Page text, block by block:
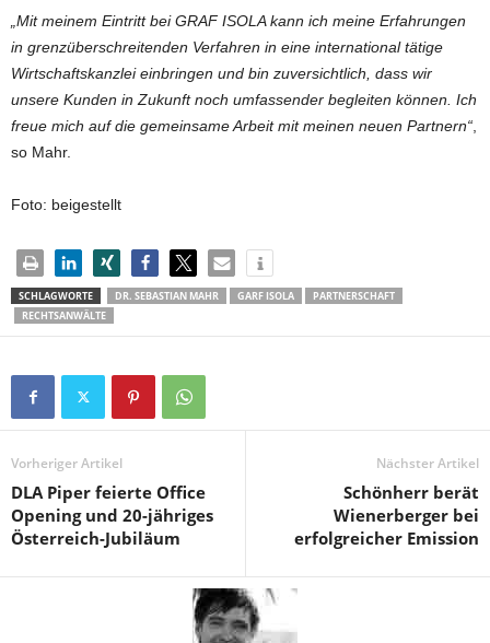
„Mit meinem Eintritt bei GRAF ISOLA kann ich meine Erfahrungen
in grenzüberschreitenden Verfahren in eine international tätige
Wirtschaftskanzlei einbringen und bin zuversichtlich, dass wir
unsere Kunden in Zukunft noch umfassender begleiten können. Ich
freue mich auf die gemeinsame Arbeit mit meinen neuen Partnern“
so Mahr.
Foto: beigestellt
SCHLAGWORTE DR. SEBASTIAN MAHR GARF ISOLA
PARTNERSCHAFT
RECHTSANWÄLTE
Vorheriger Artikel
DLA Piper feierte Office
Opening und 20-jähriges
Österreich-Jubiläum
Nächster Artikel
Schönherr berät
Wienerberger bei
erfolgreicher Emission